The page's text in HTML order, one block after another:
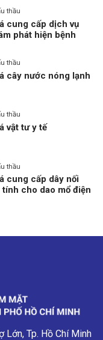
thầu
cung cấp dịch vụ
phát hiện bệnh
thầu
cây nước nóng lạnh
thầu
vật tư y tế
thầu
cung cấp dây nối
cho dao mổ điện
Lớn, Tp. Hồ Chí Minh